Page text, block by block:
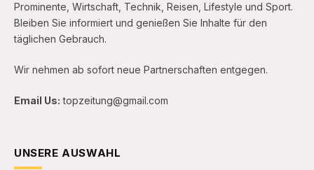
Prominente, Wirtschaft, Technik, Reisen, Lifestyle und Sport.
Bleiben Sie informiert und genießen Sie Inhalte für den
täglichen Gebrauch.
Wir nehmen ab sofort neue Partnerschaften entgegen.
Email Us: topzeitung@gmail.com
UNSERE AUSWAHL